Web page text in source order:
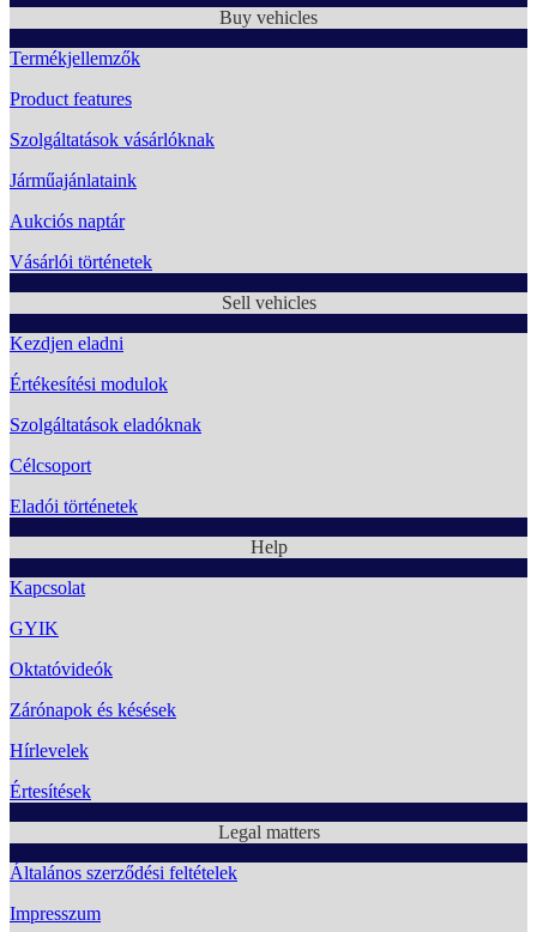
Buy vehicles
Termékjellemzők
Product features
Szolgáltatások vásárlóknak
Járműajánlataink
Aukciós naptár
Vásárlói történetek
Sell vehicles
Kezdjen eladni
Értékesítési modulok
Szolgáltatások eladóknak
Célcsoport
Eladói történetek
Help
Kapcsolat
GYIK
Oktatóvideók
Zárónapok és késések
Hírlevelek
Értesítések
Legal matters
Általános szerződési feltételek
Impresszum